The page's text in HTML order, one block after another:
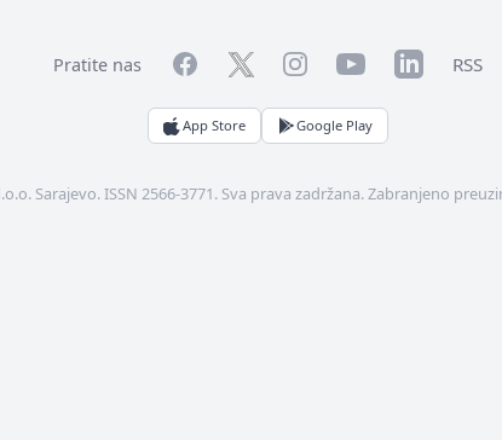
Pratite nas FacebookTwitterInstagramYouTubeLinkedInRSS
App Store Google Play
Sarajevo. ISSN 2566-3771. Sva prava zadržana. Zabranjeno